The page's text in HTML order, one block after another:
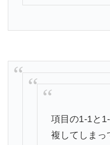
項目の1-1と
複してしまっ